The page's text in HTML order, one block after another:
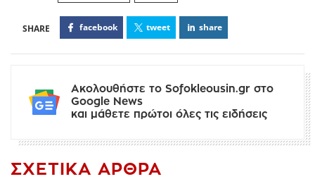
facebook tweet share
Ακολουθήστε το Sofokleousin.gr στο
Google News
και μάθετε πρώτοι όλες τις ειδήσεις
ΣΧΕΤΙΚΆ ΆΡΘΡΑ